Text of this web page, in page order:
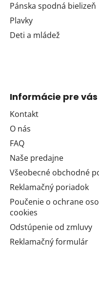
Pánska spodná bielizeň
Plavky
Deti a mládež
Informácie pre vás
Kontakt
O nás
FAQ
Naše predajne
Všeobecné obchodné
Reklamačný poriadok
Poučenie o ochrane
cookies
Odstúpenie od zmluvy
Reklamačný formulár